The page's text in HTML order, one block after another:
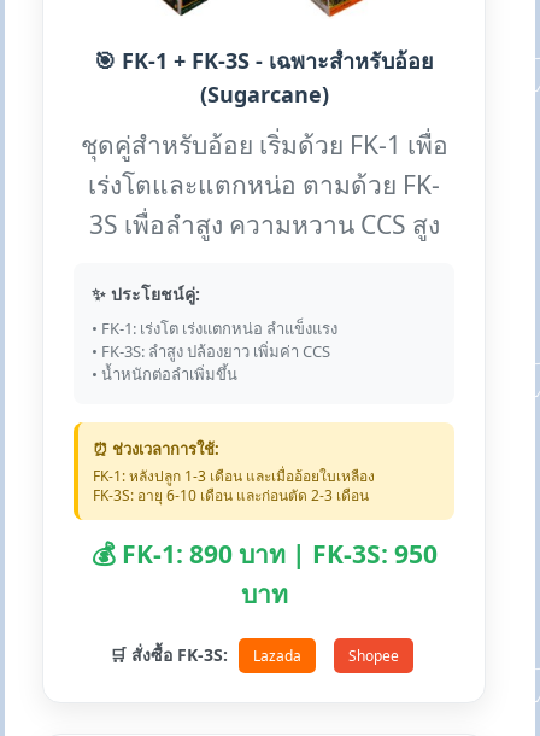
🎯 FK-1 + FK-3S - เฉพาะสำหรับอ้อย
(Sugarcane)
ชุดคู่สำหรับอ้อย เริ่มด้วย FK-1 เพื่อ
เร่งโตและแตกหน่อ ตามด้วย FK-
3S เพื่อลำสูง ความหวาน CCS สูง
✨ ประโยชน์คู่:
• FK-1: เร่งโต เร่งแตกหน่อ ลำแข็งแรง
• FK-3S: ลำสูง ปล้องยาว เพิ่มค่า CCS
• น้ำหนักต่อลำเพิ่มขึ้น
⏰ ช่วงเวลาการใช้:
FK-1: หลังปลูก 1-3 เดือน และเมื่ออ้อยใบเหลือง
FK-3S: อายุ 6-10 เดือน และก่อนตัด 2-3 เดือน
💰 FK-1: 890 บาท | FK-3S: 950
บาท
🛒 สั่งซื้อ FK-3S: Lazada Shopee